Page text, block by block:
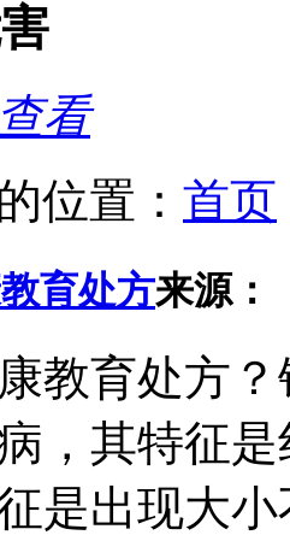
看
位置： 首页
育处方来源：
教育处方
，其特征
是出现大